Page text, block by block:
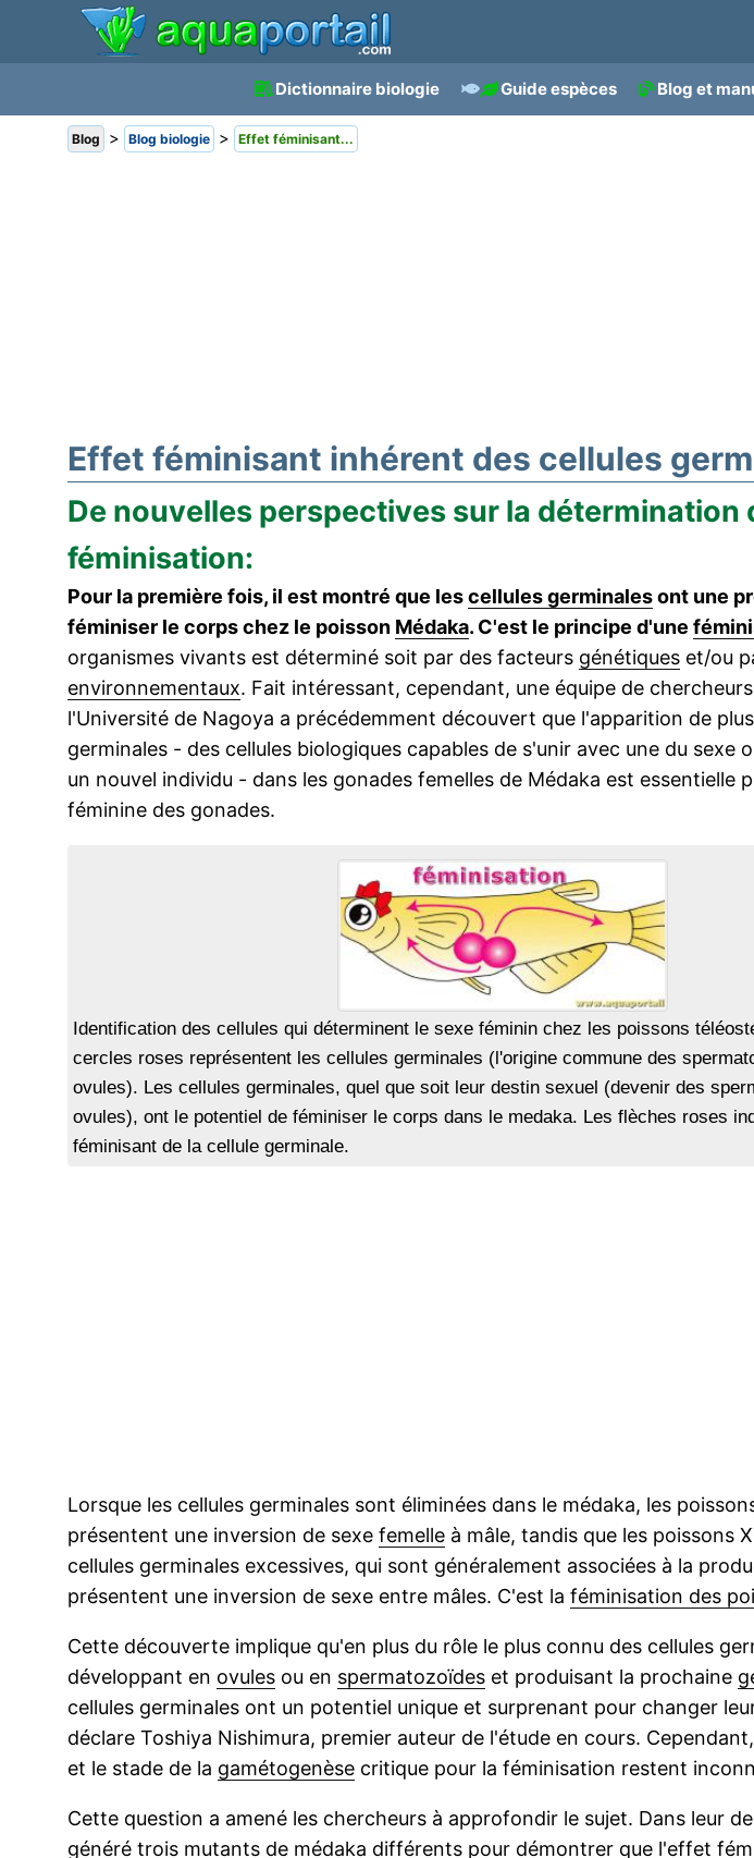
Dictionnaire biologie Guide espèces Blog et
Blog > Blog biologie > Effet féminisant...
Effet féminisant inhérent des cellules
De nouvelles perspectives sur la détermination
féminisation:
Pour la première fois, il est montré que lescellules germinalesont une
féminiser le corps chez le poisson Médaka. C'est le principe d'une
organismes vivants est déterminé soit par des facteurs génétiques et/ou
environnementaux. Fait intéressant, cependant, une équipe de
l'Université de Nagoya a précédemment découvert que l'apparition de
germinales - des cellules biologiques capables de s'unir avec une du sexe
un nouvel individu - dans les gonades femelles de Médaka est essentielle
féminine des gonades.
Identification des cellules qui déterminent le sexe féminin chez les poissons
cercles roses représentent les cellules germinales (l'origine commune des
ovules). Les cellules germinales, quel que soit leur destin sexuel (devenir des
ovules), ont le potentiel de féminiser le corps dans le medaka. Les flèches roses
féminisant de la cellule germinale.
Lorsque les cellules germinales sont éliminées dans le médaka, les
présentent une inversion de sexe femelle à mâle, tandis que les poissons
cellules germinales excessives, qui sont généralement associées à la
présentent une inversion de sexe entre mâles. C'est la féminisation des
Cette découverte implique qu'en plus du rôle le plus connu des cellules
développant en ovules ou en spermatozoïdes et produisant la prochaine
cellules germinales ont un potentiel unique et surprenant pour changer
déclare Toshiya Nishimura, premier auteur de l'étude en cours.
et le stade de la gamétogenèse critique pour la féminisation restent
Cette question a amené les chercheurs à approfondir le sujet. Dans leur
généré trois mutants de médaka différents pour démontrer que l'effet